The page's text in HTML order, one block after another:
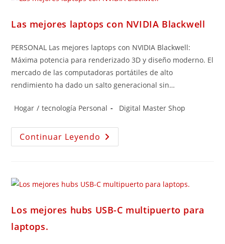
Las mejores laptops con NVIDIA Blackwell
PERSONAL Las mejores laptops con NVIDIA Blackwell:
Máxima potencia para renderizado 3D y diseño moderno. El
mercado de las computadoras portátiles de alto
rendimiento ha dado un salto generacional sin…
Hogar / tecnología Personal Digital Master Shop
Continuar Leyendo
Los mejores hubs USB-C multipuerto para
laptops.